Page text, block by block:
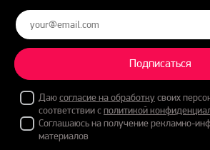
Подписаться
Даюсогласие на обработкусвоих
соответствии сполитикой
Соглашаюсь на получение рекламно-
материалов